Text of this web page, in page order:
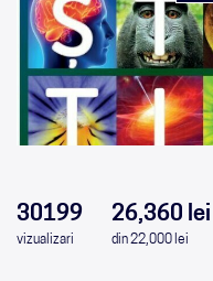
30199
vizualizari
26,360 lei
din 22,000 lei